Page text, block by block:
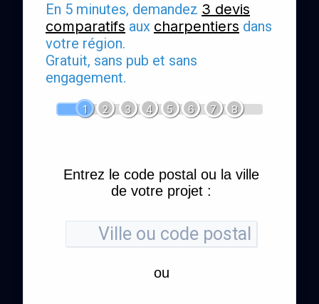
En 5 minutes, demandez 3 devis
comparatifs aux charpentiers dans
votre région.
Gratuit, sans pub et sans
engagement.
1 2 3 4 5 6 7 8
Entrez le code postal ou la ville
de votre projet :
ou